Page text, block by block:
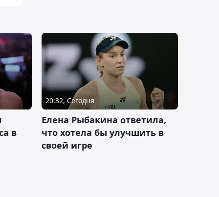
в
20:32, Сегодня
Елена Рыбакина ответила,
что хотела бы улучшить в
своей игре